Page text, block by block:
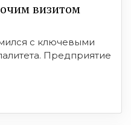
визитом
с ключевыми
Предприятие